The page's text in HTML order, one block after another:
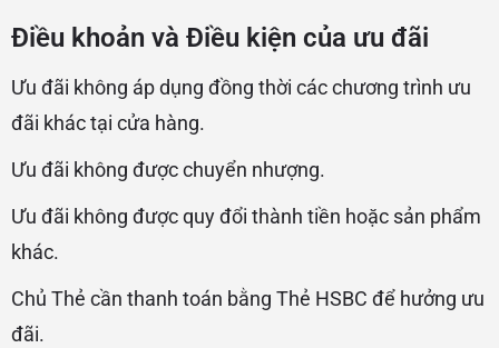
Điều khoản và Điều kiện của ưu đãi
Ưu đãi không áp dụng đồng thời các chương trình ưu
đãi khác tại cửa hàng.
Ưu đãi không được chuyển nhượng.
Ưu đãi không được quy đổi thành tiền hoặc sản phẩm
khác.
Chủ Thẻ cần thanh toán bằng Thẻ HSBC để hưởng ưu
đãi.